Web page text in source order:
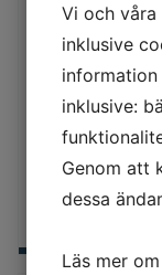
NGEN HAR
ÖPPNAT –
BRÄNSLE!
Spara bränsle
botten ren, inte
från
Bara en liten
algbeväxning
Vi och våra
inklusive
inklusive:
Genom att
dessa
Läs mer